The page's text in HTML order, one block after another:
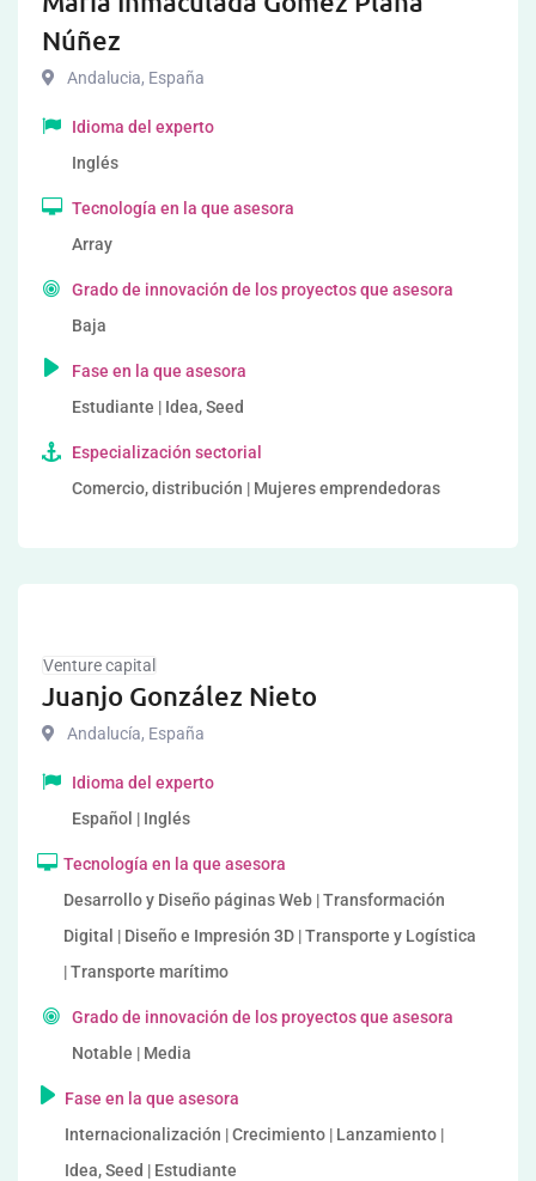
Núñez
Andalucia, España
Idioma del experto
Inglés
Tecnología en la que asesora
Array
Grado de innovación de los proyectos que asesora
Baja
Fase en la que asesora
Estudiante | Idea, Seed
Especialización sectorial
Comercio, distribución | Mujeres emprendedoras
Venture capital
Juanjo González Nieto
Andalucía, España
Idioma del experto
Español | Inglés
Tecnología en la que asesora
Desarrollo y Diseño páginas Web | Transformación
Digital | Diseño e Impresión 3D | Transporte y Logística
| Transporte marítimo
Grado de innovación de los proyectos que asesora
Notable | Media
Fase en la que asesora
Internacionalización | Crecimiento | Lanzamiento |
Idea, Seed | Estudiante